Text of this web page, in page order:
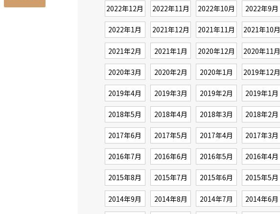
2022年12月 2022年11月 2022年10月 2022年9月
2022年1月 2021年12月 2021年11月 2021年10月
2021年2月 2021年1月 2020年12月 2020年11月
2020年3月 2020年2月 2020年1月 2019年12月
2019年4月 2019年3月 2019年2月 2019年1月
2018年5月 2018年4月 2018年3月 2018年2月
2017年6月 2017年5月 2017年4月 2017年3月
2016年7月 2016年6月 2016年5月 2016年4月
2015年8月 2015年7月 2015年6月 2015年5月
2014年9月 2014年8月 2014年7月 2014年6月